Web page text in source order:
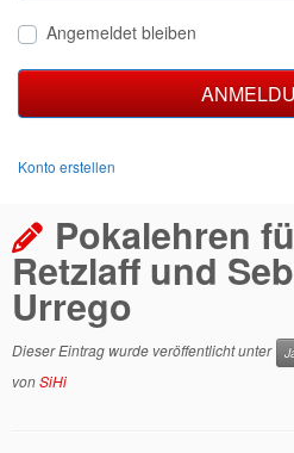
Angemeldet bleiben
Konto erstellen
Pokalehren
Retzlaff und
Urrego
Dieser Eintrag wurde veröffentlicht unter
vonSiHi